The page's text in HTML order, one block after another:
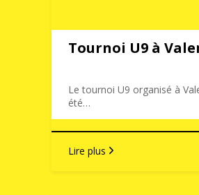
Tournoi U9 à
Le tournoi U9 organisé à
été…
Lire plus